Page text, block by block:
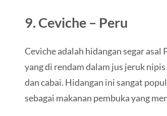
9. Ceviche – Peru
Ceviche adalah hidangan segar
yang di rendam dalam jus jeruk
dan cabai. Hidangan ini sangat
sebagai makanan pembuka yang